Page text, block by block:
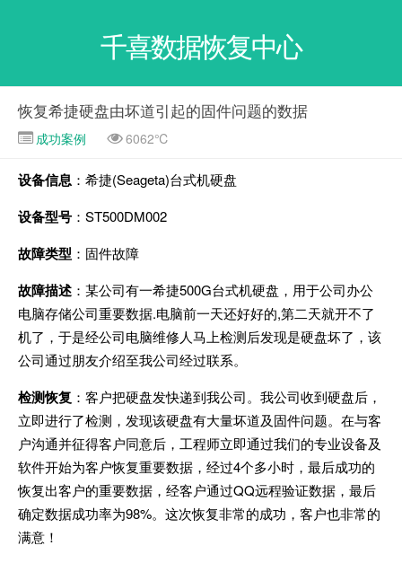
千喜数据恢复中心
恢复希捷硬盘由坏道引起的固件问题的数据
成功案例 6062℃
设备信息 ：希捷(Seageta)台式机硬盘
设备型号 ：ST500DM002
故障类型 ：固件故障
故障描述 ：某公司有一希捷500G台式机硬盘，用于公司办公
电脑存储公司重要数据.电脑前一天还好好的,第二天就开不了
机了，于是经公司电脑维修人马上检测后发现是硬盘坏了，该
公司通过朋友介绍至我公司经过联系。
检测恢复 ：客户把硬盘发快递到我公司。我公司收到硬盘后，
立即进行了检测，发现该硬盘有大量坏道及固件问题。在与客
户沟通并征得客户同意后，工程师立即通过我们的专业设备及
软件开始为客户恢复重要数据，经过4个多小时，最后成功的
恢复出客户的重要数据，经客户通过QQ远程验证数据，最后
确定数据成功率为98%。这次恢复非常的成功，客户也非常的
满意！